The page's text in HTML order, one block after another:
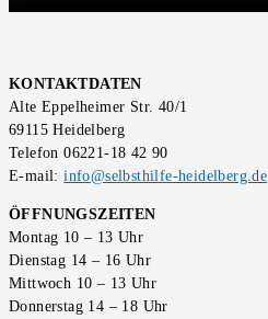
KONTAKTDATEN
Alte Eppelheimer Str. 40/1
69115 Heidelberg
Telefon 06221-18 42 90
E-mail:info@selbsthilfe-heidelberg.de
ÖFFNUNGSZEITEN
Montag 10 – 13 Uhr
Dienstag 14 – 16 Uhr
Mittwoch 10 – 13 Uhr
Donnerstag 14 – 18 Uhr